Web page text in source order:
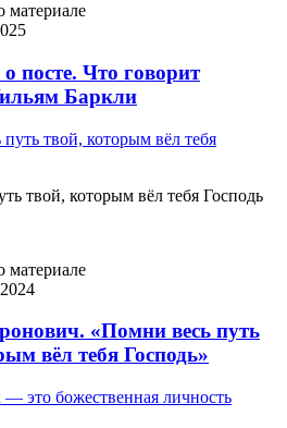
посте. Что говорит
Баркли
твой, которым вёл тебя Господь
«Помни весь путь
вёл тебя Господь»